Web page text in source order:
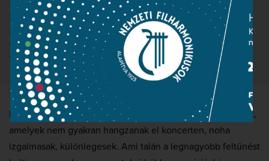
Kocsis Zoltán emlékére
R. Strauss Capriccio – Sextett
Papp Dániel, Miczki Rita hegedű, Balogh Enikő, Kertész Sándor
brácsa, Lantos Szilvia, Deák György gordonka
Fúvós és vonós kamarazenét hallhatunk, olyan alkotásokat,
amelyek nem gyakran hangzanak el koncerten, noha
izgalmasak, különlegesek. Ami talán a legnagyobb feltűnést